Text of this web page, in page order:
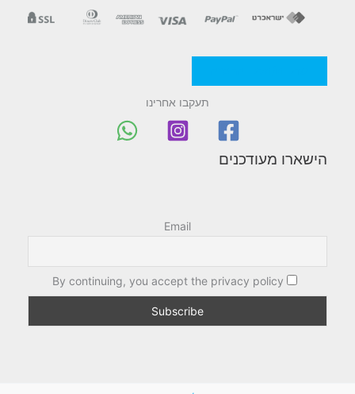
תעקבו אחרינו
הישארו מעודכנים
Email
By continuing, you accept the privacy policy